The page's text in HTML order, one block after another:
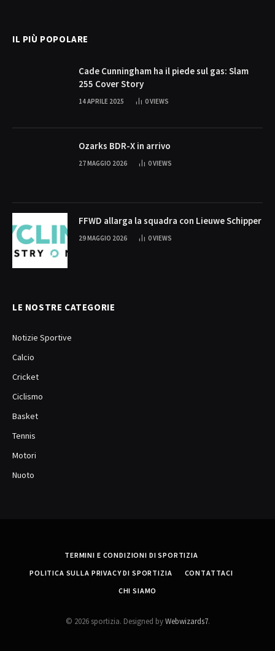
IL PIÙ POPOLARE
Cade Cunningham ha il piede sul gas: Slam
255 Cover Story
14 APRILE 2025 0VIEWS
Ozarks BDR-X in arrivo
27 MAGGIO 2026 0VIEWS
FFWD allarga la squadra con Lieuwe Schipper
29 MAGGIO 2026 0VIEWS
LE NOSTRE CATEGORIE
Notizie Sportive
Calcio
Cricket
Ciclismo
Basket
Tennis
Motori
Nuoto
TERMINI E CONDIZIONI DI SPORTIZIA
POLITICA SULLA PRIVACY DI SPORTIZIA
CONTATTACI
CHI SIAMO
© 2026 sportizia. Designed byWebwizards7.